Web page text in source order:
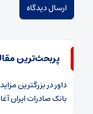
پربحث‌ترین
داوردر​بزرگترین
بانک صادرات ایران